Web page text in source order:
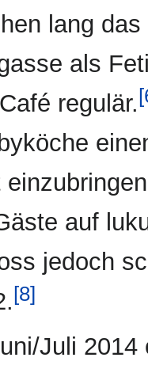
lang
als
regulär.
auf
jedoch
[8]
Juli 2014